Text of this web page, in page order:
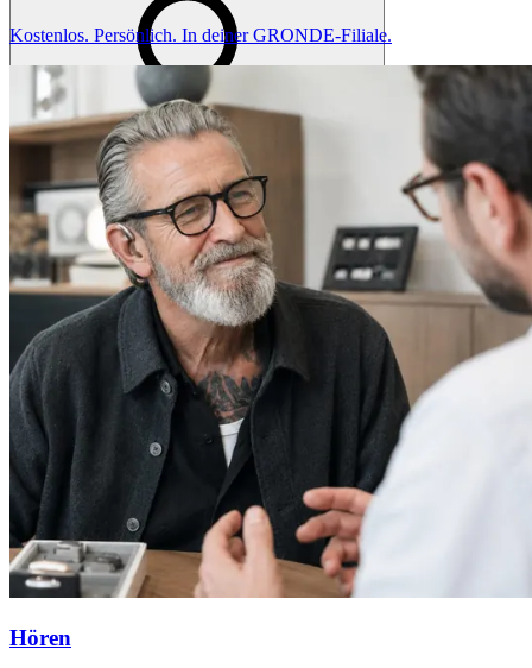
Kostenlos. Persönlich. In deiner GRONDE-Filiale.
Hören